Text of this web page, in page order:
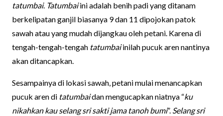
tatumbai. Tatumbaiini adalah benih padi yang ditanam
berkelipatan ganjil biasanya 9 dan 11 dipojokan patok
sawah atau yang mudah dijangkau oleh petani. Karena di
tengah-tengah-tengah tatumbaiinilah pucuk aren nantinya
akan ditancapkan.
Sesampainya di lokasi sawah, petani mulai menancapkan
pucuk aren di tatumbaidan mengucapkan niatnya “ku
nikahkan kau selang sri sakti jama tanoh bumi”. Selang sri